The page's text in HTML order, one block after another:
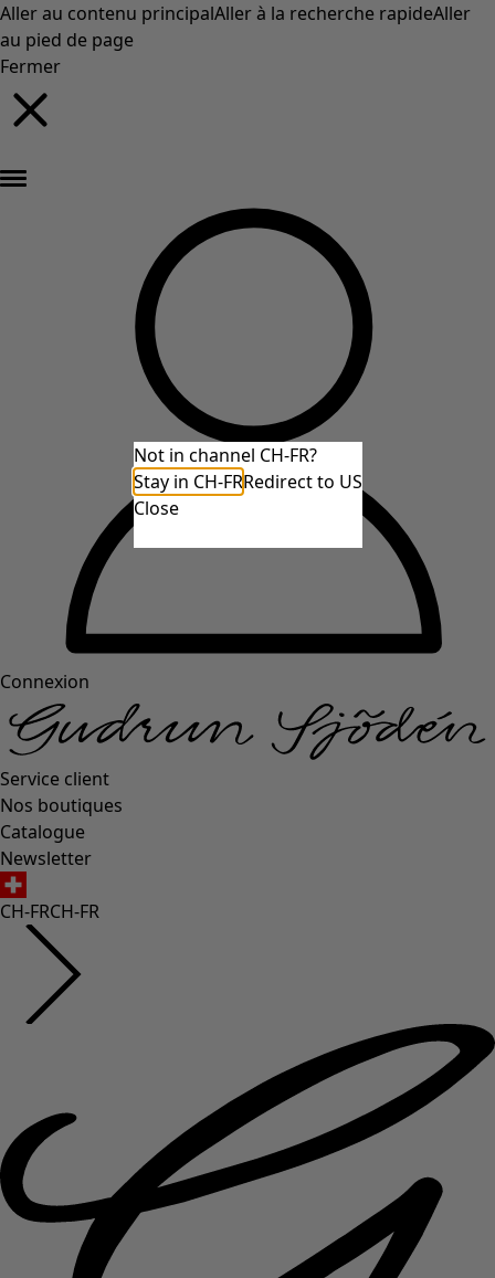
Aller au contenu principalAller à la recherche rapideAller
au pied de page
Fermer
Connexion
Service client
Nos boutiques
Catalogue
Newsletter
CH-FRCH-FR
Not in channel CH-FR?
Stay in CH-FRRedirect to US
Close